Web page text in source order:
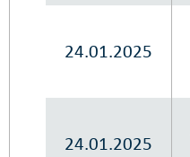
24.01.2025
24.01.2025